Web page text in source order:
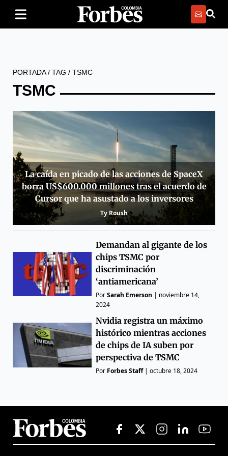
PORTADA/ TAG / TSMC
TSMC
La caída en picado de las acciones de SpaceX
borra US$600.000 millones tras el acuerdo de
Cursor que ha asustado a los inversores
Ty Roush
Demandan al gigante de los
chips TSMC por
discriminación
‘antiamericana’
PorSarah Emerson | noviembre 14,
2024
Nvidia registra un máximo
histórico mientras acciones
de chips de IA suben por
perspectiva de TSMC
Por Forbes Staff|octubre 18, 2024